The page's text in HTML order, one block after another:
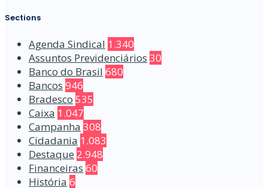
Sections
Agenda Sindical 1.340
Assuntos Previdenciários 30
Banco do Brasil 680
Bancos 946
Bradesco 535
Caixa 1.047
Campanha 308
Cidadania 1.083
Destaque 2.948
Financeiras 60
História 6